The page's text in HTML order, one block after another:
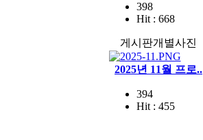
398
Hit : 668
게시판개별사진
2025년 11월 프로..
394
Hit : 455